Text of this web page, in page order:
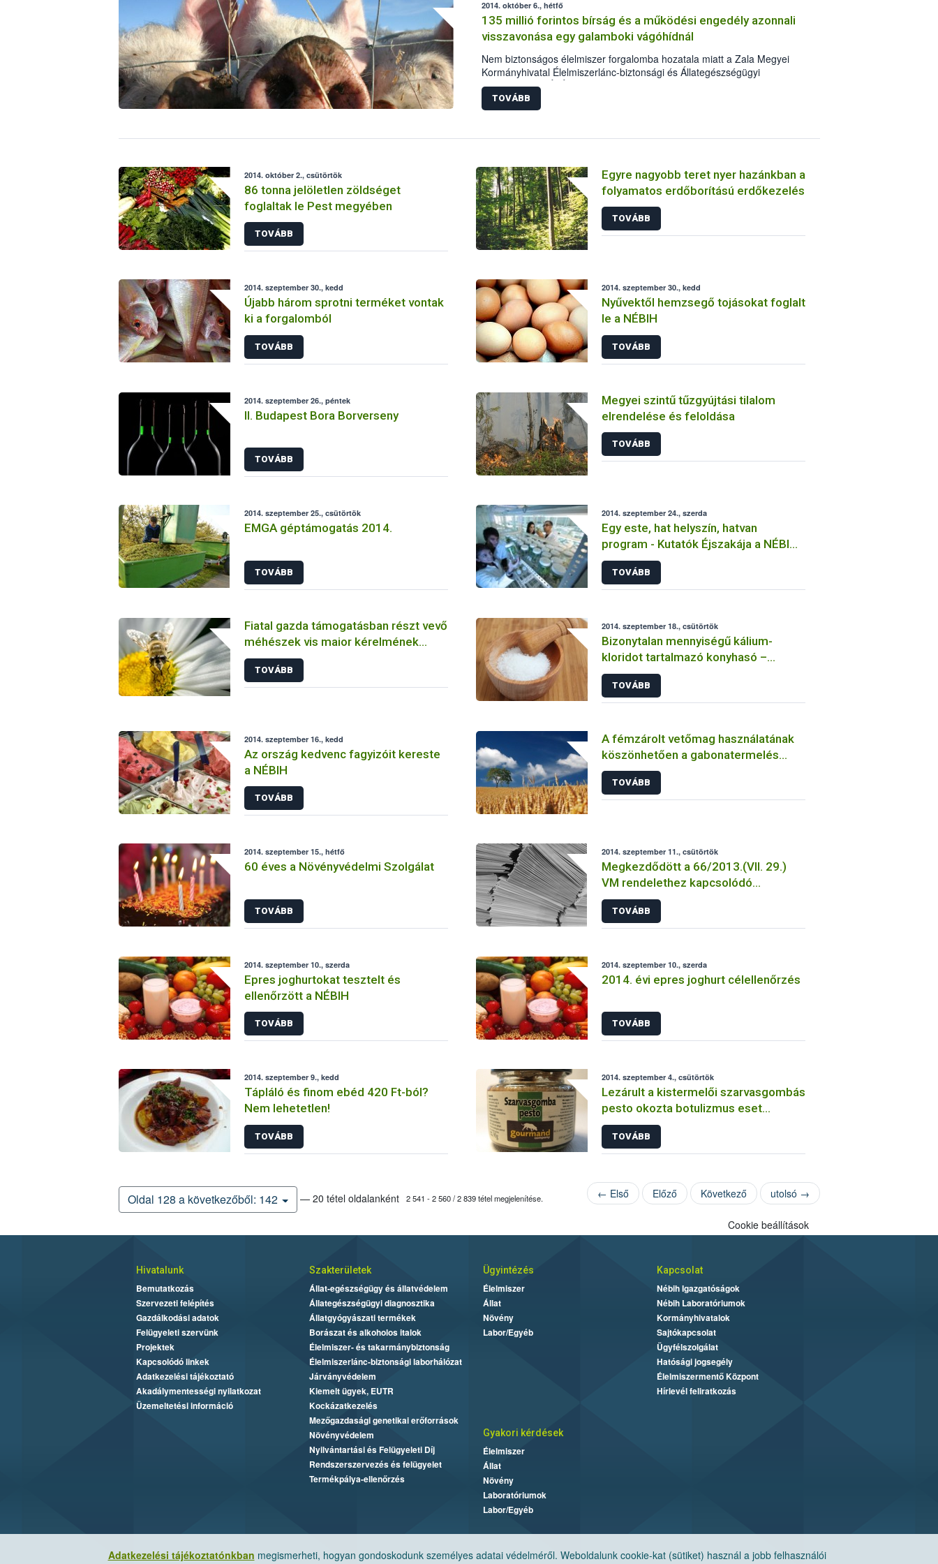
megjelenő egzotikus gyümölcsöket (mangó, ananász) vizsgálja. Az
intézkedés fontosságát jelzi, hogy hazánkban az egy főre eső évi
déligyümölcs-fogyasztás közel 12 kilogramm.
2014. október 6., hétfő
135 millió forintos bírság és a működési engedély azonnali
visszavonása egy galamboki vágóhídnál
Nem biztonságos élelmiszer forgalomba hozatala miatt a Zala Megyei
Kormányhivatal Élelmiszerlánc-biztonsági és Állategészségügyi
Igazgatósága (ÉbÁI) azonnali hatállyal visszavonta Farkas Zsolt egyéni
vállalkozó által Galambok, Hegyalja u. 30/A alatt működtetett, HU-618
engedélyezési számú sertésvágóhíd működési engedélyét.
TOVÁBB
2014. október 2., csütörtök
86 tonna jelöletlen zöldséget
foglaltak le Pest megyében
TOVÁBB
Egyre nagyobb teret nyer hazánkban a
folyamatos erdőborítású erdőkezelés
TOVÁBB
2014. szeptember 30., kedd
Újabb három sprotni terméket vontak
ki a forgalomból
TOVÁBB
2014. szeptember 30., kedd
Nyűvektől hemzsegő tojásokat foglalt
le a NÉBIH
TOVÁBB
2014. szeptember 26., péntek
II. Budapest Bora Borverseny
TOVÁBB
Megyei szintű tűzgyújtási tilalom
elrendelése és feloldása
TOVÁBB
2014. szeptember 25., csütörtök
EMGA géptámogatás 2014.
TOVÁBB
2014. szeptember 24., szerda
Egy este, hat helyszín, hatvan
program - Kutatók Éjszakája a NÉBIH-
nél is
TOVÁBB
Fiatal gazda támogatásban részt vevő
méhészek vis maior kérelmének
beadása
TOVÁBB
2014. szeptember 18., csütörtök
Bizonytalan mennyiségű kálium-
kloridot tartalmazó konyhasó –
élelmiszerbiztonsági vonatkozások
TOVÁBB
2014. szeptember 16., kedd
Az ország kedvenc fagyizóit kereste
a NÉBIH
TOVÁBB
A fémzárolt vetőmag használatának
köszönhetően a gabonatermelés
stabil ágazata hazánk
mezőgazdaságának
TOVÁBB
2014. szeptember 15., hétfő
60 éves a Növényvédelmi Szolgálat
TOVÁBB
2014. szeptember 11., csütörtök
Megkezdődött a 66/2013.(VII. 29.)
VM rendelethez kapcsolódó
támogatási határozatok postázása.
TOVÁBB
2014. szeptember 10., szerda
Epres joghurtokat tesztelt és
ellenőrzött a NÉBIH
TOVÁBB
2014. szeptember 10., szerda
2014. évi epres joghurt célellenőrzés
TOVÁBB
2014. szeptember 9., kedd
Tápláló és finom ebéd 420 Ft-ból?
Nem lehetetlen!
TOVÁBB
2014. szeptember 4., csütörtök
Lezárult a kistermelői szarvasgombás
pesto okozta botulizmus eset
kivizsgálása
TOVÁBB
Oldal 128 a következőből: 142 — 20 tétel oldalanként 2 541 - 2 560 / 2 839 tétel megjelenítése. ← Első Előző Következő utolsó →
Adatkezelési tájékoztatónkban megismerheti, hogyan gondoskodunk személyes adatai védelméről. Weboldalunk cookie-kat (sütiket) használ a jobb felhasználói
Cookie beállítások
Hivatalunk
Bemutatkozás
Szervezeti felépítés
Gazdálkodási adatok
Felügyeleti szervünk
Projektek
Kapcsolódó linkek
Adatkezelési tájékoztató
Akadálymentességi nyilatkozat
Üzemeltetési információ
Szakterületek
Állat-egészségügy és állatvédelem
Állategészségügyi diagnosztika
Állatgyógyászati termékek
Borászat és alkoholos italok
Élelmiszer- és takarmánybiztonság
Élelmiszerlánc-biztonsági laborhálózat
Járványvédelem
Kiemelt ügyek, EUTR
Kockázatkezelés
Mezőgazdasági genetikai erőforrások
Növényvédelem
Nyilvántartási és Felügyeleti Díj
Rendszerszervezés és felügyelet
Termékpálya-ellenőrzés
Ügyintézés
Élelmiszer
Állat
Növény
Labor/Egyéb
Kapcsolat
Nébih Igazgatóságok
Nébih Laboratóriumok
Kormányhivatalok
Sajtókapcsolat
Ügyfélszolgálat
Hatósági jogsegély
Élelmiszermentő Központ
Hírlevél feliratkozás
Gyakori kérdések
Élelmiszer
Állat
Növény
Laboratóriumok
Labor/Egyéb